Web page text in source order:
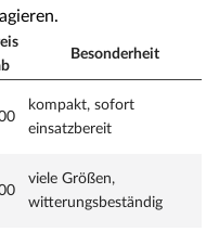
Besonderheit
kompakt, sofort
einsatzbereit
viele Größen,
witterungsbeständig